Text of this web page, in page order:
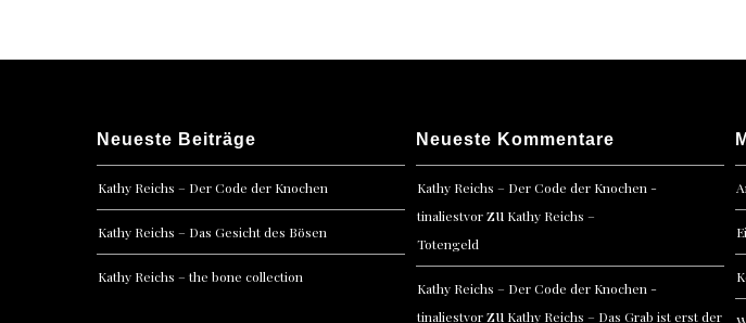
Neueste Beiträge
Kathy Reichs – Der Code der Knochen
Kathy Reichs – Das Gesicht des Bösen
Kathy Reichs – the bone collection
Neueste Kommentare
Kathy Reichs – Der Code der Knochen -
tinaliestvorzu Kathy Reichs –
Totengeld
Kathy Reichs – Der Code der Knochen -
tinaliestvorzu Kathy Reichs – Das Grab ist erst der